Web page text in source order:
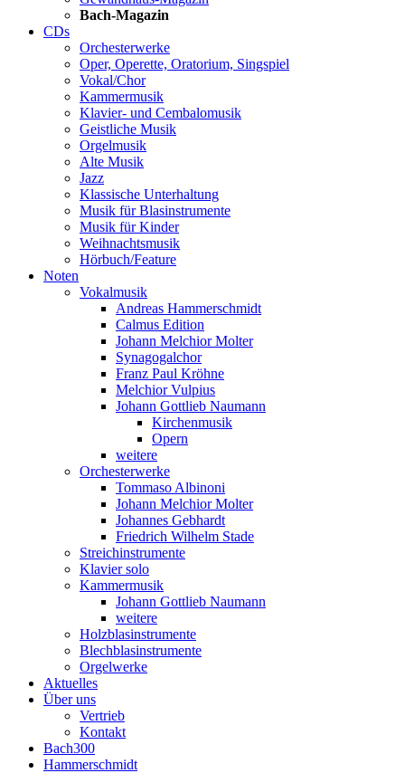
Bach-Magazin
CDs
Orchesterwerke
Oper, Operette, Oratorium, Singspiel
Vokal/Chor
Kammermusik
Klavier- und Cembalomusik
Geistliche Musik
Orgelmusik
Alte Musik
Jazz
Klassische Unterhaltung
Musik für Blasinstrumente
Musik für Kinder
Weihnachtsmusik
Hörbuch/Feature
Noten
Vokalmusik
Andreas Hammerschmidt
Calmus Edition
Johann Melchior Molter
Synagogalchor
Franz Paul Kröhne
Melchior Vulpius
Johann Gottlieb Naumann
Kirchenmusik
Opern
weitere
Orchesterwerke
Tommaso Albinoni
Johann Melchior Molter
Johannes Gebhardt
Friedrich Wilhelm Stade
Streichinstrumente
Klavier solo
Kammermusik
Johann Gottlieb Naumann
weitere
Holzblasinstrumente
Blechblasinstrumente
Orgelwerke
Aktuelles
Über uns
Vertrieb
Kontakt
Bach300
Hammerschmidt